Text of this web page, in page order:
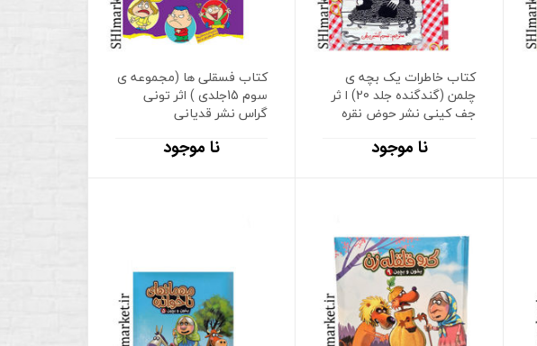
کتاب خاطرات یک بچه ی
چلمن (گندگنده جلد 20) ا ثر
جف کینی نشر حوض نقره
نا موجود
کتاب فسقلی ها (مجموعه ی
سوم 15جلدی ) اثر تونی
گراس نشر قدیانی
نا موجود